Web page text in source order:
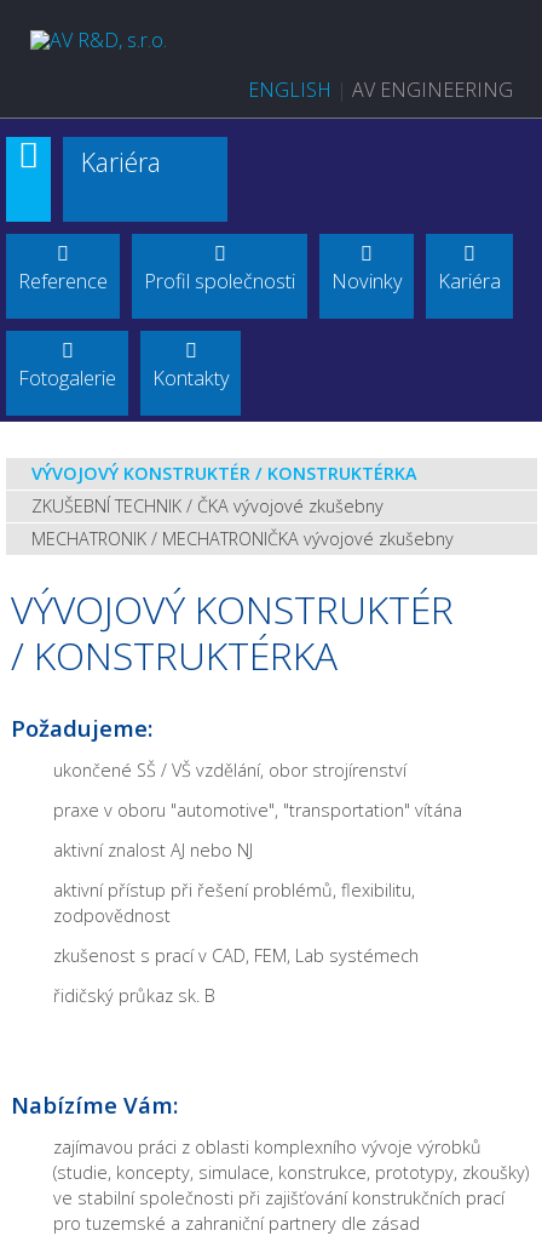
ENGLISH | AV ENGINEERING
Kariéra
Reference Profil společnosti Novinky Kariéra
Fotogalerie Kontakty
VÝVOJOVÝ KONSTRUKTÉR / KONSTRUKTÉRKA
ZKUŠEBNÍ TECHNIK / ČKA vývojové zkušebny
MECHATRONIK / MECHATRONIČKA vývojové zkušebny
VÝVOJOVÝ KONSTRUKTÉR
/ KONSTRUKTÉRKA
Požadujeme:
ukončené SŠ / VŠ vzdělání, obor strojírenství
praxe v oboru "automotive", "transportation" vítána
aktivní znalost AJ nebo NJ
aktivní přístup při řešení problémů, flexibilitu,
zodpovědnost
zkušenost s prací v CAD, FEM, Lab systémech
řidičský průkaz sk. B
Nabízíme Vám:
zajímavou práci z oblasti komplexního vývoje výrobků
(studie, koncepty, simulace, konstrukce, prototypy, zkoušky)
ve stabilní společnosti při zajišťování konstrukčních prací
pro tuzemské a zahraniční partnery dle zásad